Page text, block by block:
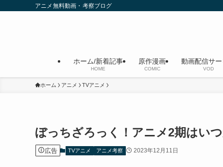
アニメ無料動画・考察ブログ
ホーム/新着記事
HOME
原作漫画
COMIC
動画配信サー
VOD
ホーム アニメ TVアニメ
ぼっちざろっく！アニメ2期はい
広告 TVアニメ アニメ考察 2023年12月11日